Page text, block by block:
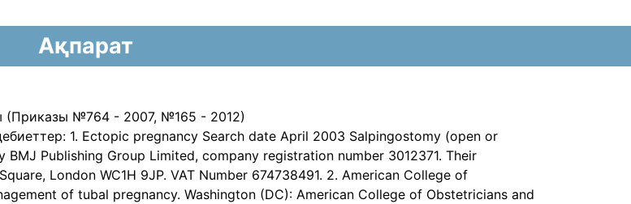
Ақпарат
(Приказы №764 - 2007, №165 - 2012)
1. Ectopic pregnancy Search date April 2003 Salpingostomy (open or
Publishing Group Limited, company registration number 3012371. Their
London WC1H 9JP. VAT Number 674738491. 2. American College of
of tubal pregnancy. Washington (DC): American College of Obstetricians and